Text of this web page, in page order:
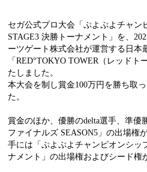
セガ公式プロ大会「ぷよぷよチャン
STAGE3 決勝トーナメント」を、
ーツゲート株式会社が運営する日本
「RED°TOKYO TOWER（レッド
たしました。
本大会を制し賞金100万円を勝ち取
た。
賞金のほか、優勝のdelta選手、準優
ファイナルズ SEASON5」の出場権
手には「ぷよぷよチャンピオンシッ
ナメント」の出場権およびシード権